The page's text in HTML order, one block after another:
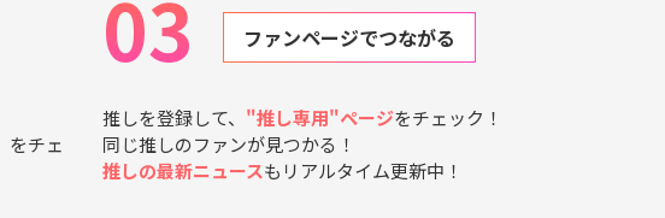
をチェ
03 ファンページでつながる
推しを登録して、 "推し専用"ページをチェック！
同じ推しのファンが見つかる！
推しの最新ニュースもリアルタイム更新中！